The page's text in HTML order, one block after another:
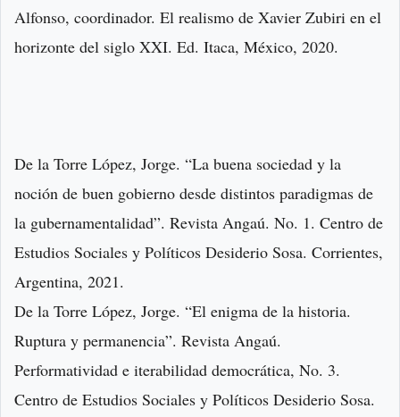
Alfonso, coordinador. El realismo de Xavier Zubiri en el
horizonte del siglo XXI. Ed. Itaca, México, 2020.
De la Torre López, Jorge. “La buena sociedad y la
noción de buen gobierno desde distintos paradigmas de
la gubernamentalidad”. Revista Angaú. No. 1. Centro de
Estudios Sociales y Políticos Desiderio Sosa. Corrientes,
Argentina, 2021.
De la Torre López, Jorge. “El enigma de la historia.
Ruptura y permanencia”. Revista Angaú.
Performatividad e iterabilidad democrática, No. 3.
Centro de Estudios Sociales y Políticos Desiderio Sosa.